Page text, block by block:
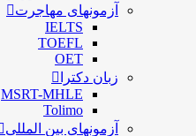
آزمونهای مهاجرت
IELTS
TOEFL
OET
زبان دکترا
MSRT-MHLE
Tolimo
آزمونهای بین المللی